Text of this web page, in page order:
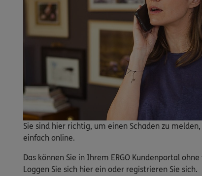
Sie sind hier richtig, um einen Schaden zu
einfach online.
Das können Sie in Ihrem ERGO Kundenportal
Loggen Sie sich hier ein oder registrieren Sie sich.